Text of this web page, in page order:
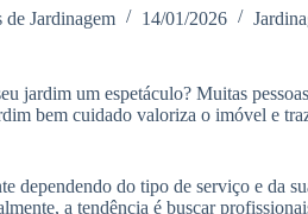
de Jardinagem 14/01/2026
jardim um espetáculo? Muitas
bem cuidado valoriza o imóvel e
dependendo do tipo de serviço e da
a tendência é buscar